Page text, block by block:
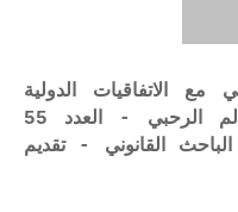
مع الاتفاقيات الدولية
-الأستاذ بدر بن حمود بن سالم الرحبي - العدد 55
الباحث القانوني - تقديم